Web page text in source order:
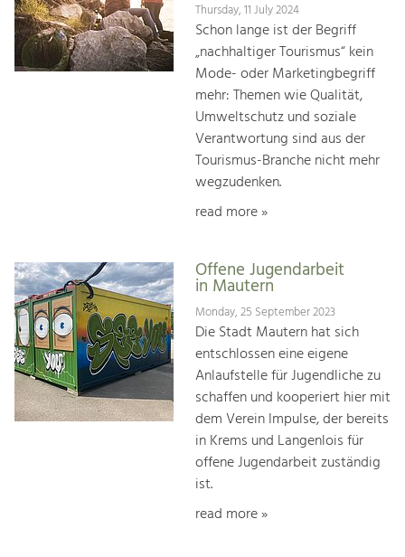
Thursday, 11 July 2024
Schon lange ist der Begriff
„nachhaltiger Tourismus“ kein
Mode- oder Marketingbegriff
mehr: Themen wie Qualität,
Umweltschutz und soziale
Verantwortung sind aus der
Tourismus-Branche nicht mehr
wegzudenken.
read more »
Offene Jugendarbeit
in Mautern
Monday, 25 September 2023
Die Stadt Mautern hat sich
entschlossen eine eigene
Anlaufstelle für Jugendliche zu
schaffen und kooperiert hier mit
dem Verein Impulse, der bereits
in Krems und Langenlois für
offene Jugendarbeit zuständig
ist.
read more »